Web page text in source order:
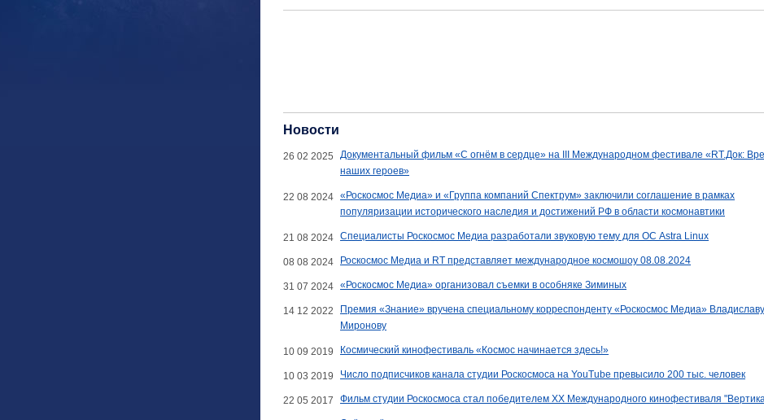
Новости
26 02 2025
Документальный фильм «С огнём в сердце» на III Международном фестивале «RТ.Док:
наших героев»
22 08 2024 «Роскосмос Медиа» и «Группа компаний Спектрум» заключили соглашение в рамках
популяризации исторического наследия и достижений РФ в области космонавтики
21 08 2024 Специалисты Роскосмос Медиа разработали звуковую тему для ОС Astra Linux
08 08 2024 Роскосмос Медиа и RT представляет международное космошоу 08.08.2024
31 07 2024 «Роскосмос Медиа» организовал съемки в особняке Зиминых
14 12 2022
Премия «Знание» вручена специальному корреспонденту «Роскосмос Медиа» Владиславу
Миронову
10 09 2019 Космический кинофестиваль «Космос начинается здесь!»
10 03 2019 Число подписчиков канала студии Роскосмоса на YouTube превысило 200 тыс. человек
22 05 2017 Фильм студии Роскосмоса стал победителем XХ Международного кинофестиваля